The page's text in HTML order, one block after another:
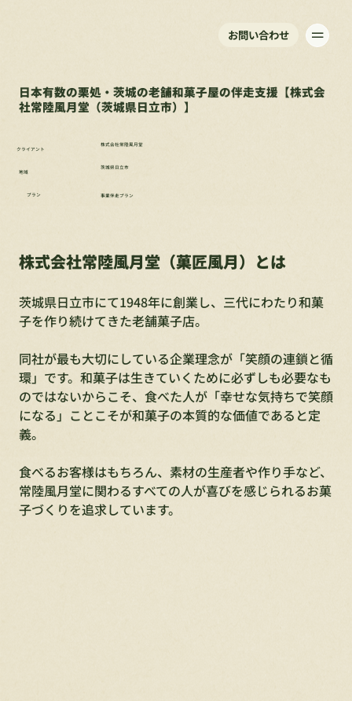
お問い合わせ
日本有数の栗処・茨城の老舗和菓子屋の伴走支援【株式会
社常陸風月堂（茨城県日立市）】
クライアント
株式会社常陸風月堂
地域
茨城県日立市
プラン 事業伴走プラン
株式会社常陸風月堂（菓匠風月）とは
茨城県日立市にて1948年に創業し、三代にわたり和菓
子を作り続けてきた老舗菓子店。
同社が最も大切にしている企業理念が「笑顔の連鎖と循
環」です。和菓子は生きていくために必ずしも必要なも
のではないからこそ、食べた人が「幸せな気持ちで笑顔
になる」ことこそが和菓子の本質的な価値であると定
義。
食べるお客様はもちろん、素材の生産者や作り手など、
常陸風月堂に関わるすべての人が喜びを感じられるお菓
子づくりを追求しています。